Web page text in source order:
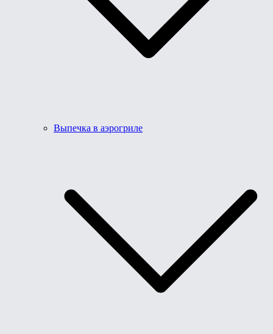
Выпечка в аэрогриле